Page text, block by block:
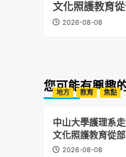
文化照護教育
2026-08-08
您可能有興趣
地方 教育 焦點
中山大學護理系
文化照護教育從
2026-08-08